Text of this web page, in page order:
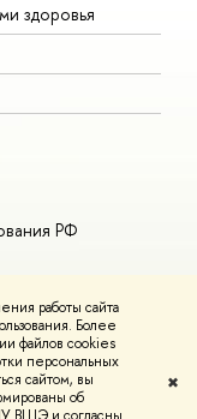
работы сайта
Более
файлов cookies
персональных
сайтом, вы
об
✖
здоровья
РФ